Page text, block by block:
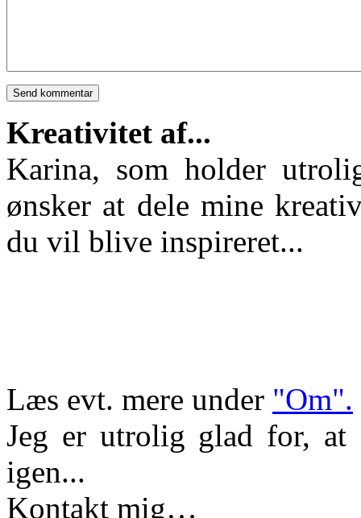
Kreativitet af...
Karina, som holder
ønsker at dele mine
du vil blive inspireret...
Læs evt. mere under "Om".
Jeg er utrolig glad for,
igen...
Kontakt mig…